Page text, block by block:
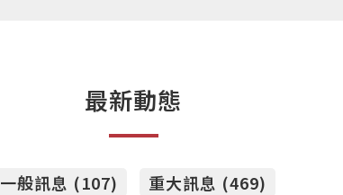
最新動態
一般訊息 (107)
重大訊息 (469)